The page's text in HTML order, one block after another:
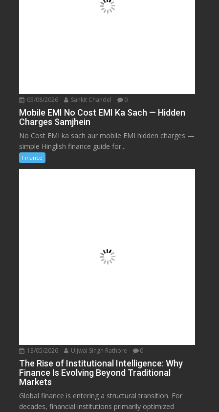
05/08/2026 Sankit Chandel 0
Mobile EMI No Cost EMI Ka Sach — Hidden
Charges Samjhein
No Cost EMI ka sach aur mobile EMI hidden charges —
simple Hinglish finance guide for...
Finance
13/05/2026 Ujjwal Singh Rathore 0
The Rise of Institutional Intelligence: Why
Finance Is Evolving Beyond Traditional
Markets
Global finance is entering a structural transition. For
decades, financial institutions primarily optimized